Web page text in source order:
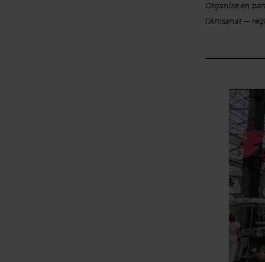
Organisé en
l’Artisanat —